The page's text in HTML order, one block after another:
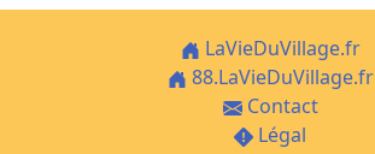
LaVieDuVillage.fr
88.LaVieDuVillage.fr
Contact
Légal